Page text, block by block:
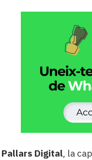
Pallars Digital, la